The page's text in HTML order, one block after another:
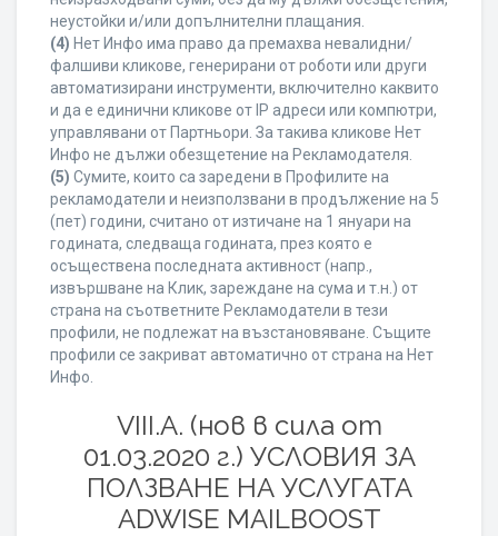
неустойки и/или допълнителни плащания.
(4) Нет Инфо има право да премахва невалидни/
фалшиви кликове, генерирани от роботи или други
автоматизирани инструменти, включително каквито
и да е единични кликове от IP адреси или компютри,
управлявани от Партньори. За такива кликове Нет
Инфо не дължи обезщетение на Рекламодателя.
(5) Сумите, които са заредени в Профилите на
рекламодатели и неизползвани в продължение на 5
(пет) години, считано от изтичане на 1 януари на
годината, следваща годината, през която е
осъществена последната активност (напр.,
извършване на Клик, зареждане на сума и т.н.) от
страна на съответните Рекламодатели в тези
профили, не подлежат на възстановяване. Същите
профили се закриват автоматично от страна на Нет
Инфо.
VIII.A. (нов в сила от
01.03.2020 г.) УСЛОВИЯ ЗА
ПОЛЗВАНЕ НА УСЛУГАТА
ADWISE MAILBOOST